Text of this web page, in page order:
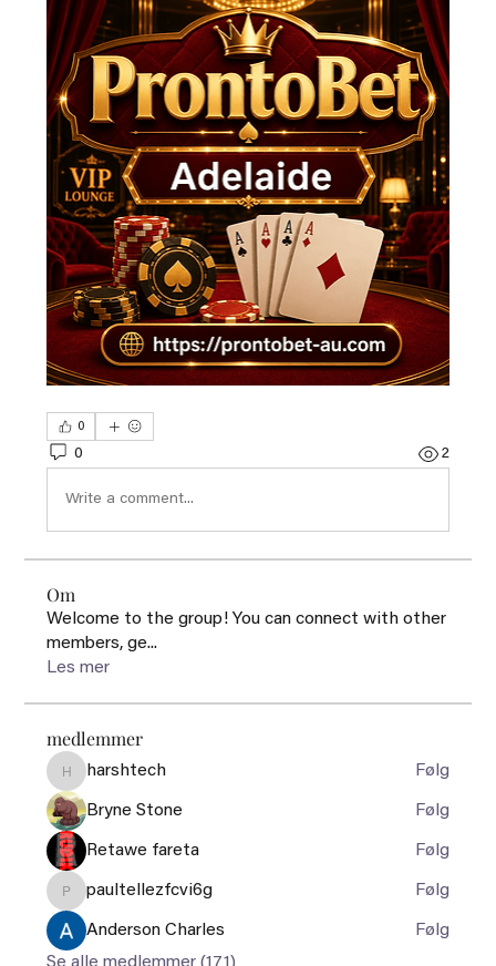
0
0 2
Write a comment...
Om
Welcome to the group! You can connect with other
members, ge...
Les mer
medlemmer
harshtech
harshtech Følg
Bryne Stone Følg
Retawe fareta Følg
paultellezfcvi6g
paultellezfcvi6g Følg
Anderson Charles
Følg